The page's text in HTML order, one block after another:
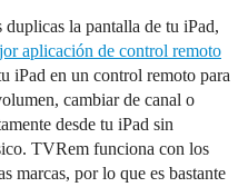
la pantalla de tu iPad,
aplicación de control remoto
iPad en un control remoto para
cambiar de canal o
desde tu iPad sin
TVRem funciona con los
marcas, por lo que es bastante